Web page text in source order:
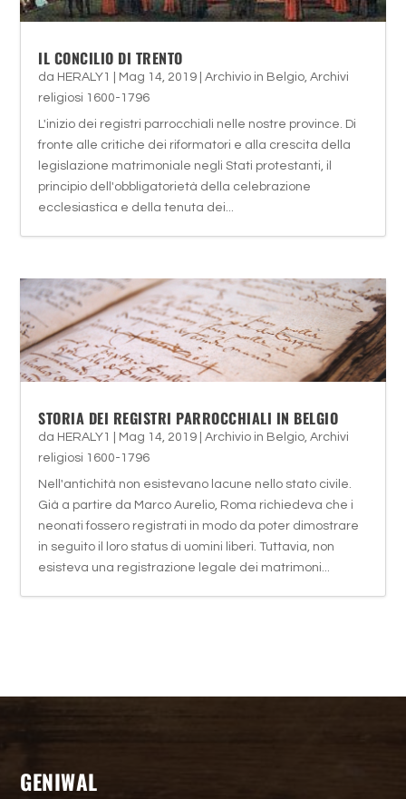
IL CONCILIO DI TRENTO
da HERALY1 Mag 14, 2019 |Archivio in Belgio,Archivi
religiosi 1600-1796
L'inizio dei registri parrocchiali nelle nostre province. Di
fronte alle critiche dei riformatori e alla crescita della
legislazione matrimoniale negli Stati protestanti, il
principio dell'obbligatorietà della celebrazione
ecclesiastica e della tenuta dei...
STORIA DEI REGISTRI PARROCCHIALI IN BELGIO
da HERALY1 Mag 14, 2019 |Archivio in Belgio,Archivi
religiosi 1600-1796
Nell'antichità non esistevano lacune nello stato civile.
Già a partire da Marco Aurelio, Roma richiedeva che i
neonati fossero registrati in modo da poter dimostrare
in seguito il loro status di uomini liberi. Tuttavia, non
esisteva una registrazione legale dei matrimoni...
GENIWAL